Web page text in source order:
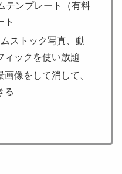
テンプレート（有料
ト
ストック写真、動
ィックを使い放題
像をして消して、
る